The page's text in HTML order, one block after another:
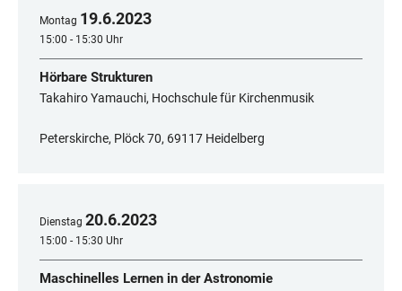
Montag 19.6.2023
15:00 - 15:30 Uhr
Hörbare Strukturen
Takahiro Yamauchi, Hochschule für Kirchenmusik
Peterskirche, Plöck 70, 69117 Heidelberg
Dienstag 20.6.2023
15:00 - 15:30 Uhr
Maschinelles Lernen in der Astronomie